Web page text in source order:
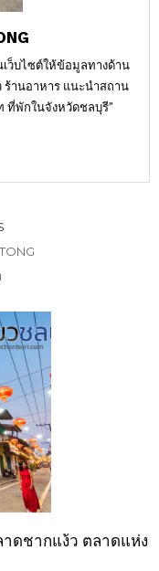
เว็บไซต์ให้ข้อมูลทางด้าน
ร้านอาหาร แนะนำสถาน
ที่พักในจังหวัดชลบุรี”
ดชากแง้ว ตลาดแห่ง